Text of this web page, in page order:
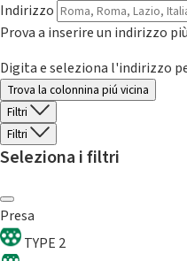
Indirizzo
Prova a inserire un indirizzo
Digita e seleziona l'indirizzo
Trova la colonnina piú vicina
Filtri
Filtri
Seleziona i filtri
Presa
TYPE 2